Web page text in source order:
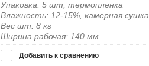
Упаковка: 5 шт, термопленка
Влажность: 12-15%, камерная сушка
Вес шт: 8 кг
Ширина рабочая: 140 мм
Добавить к сравнению